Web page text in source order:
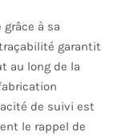
grâce à sa
garantit
au long de la
de suivi est
le rappel de